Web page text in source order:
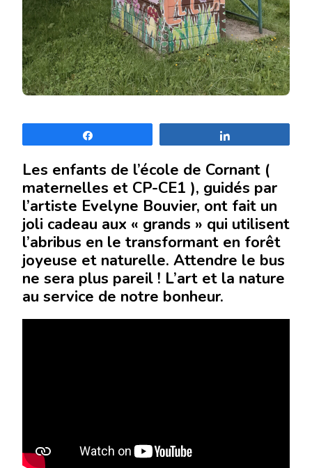
Les enfants de l’école de Cornant (
maternelles et CP-CE1 ), guidés par
l’artiste Evelyne Bouvier, ont fait un
joli cadeau aux « grands » qui utilisent
l’abribus en le transformant en forêt
joyeuse et naturelle. Attendre le bus
ne sera plus pareil ! L’art et la nature
au service de notre bonheur.